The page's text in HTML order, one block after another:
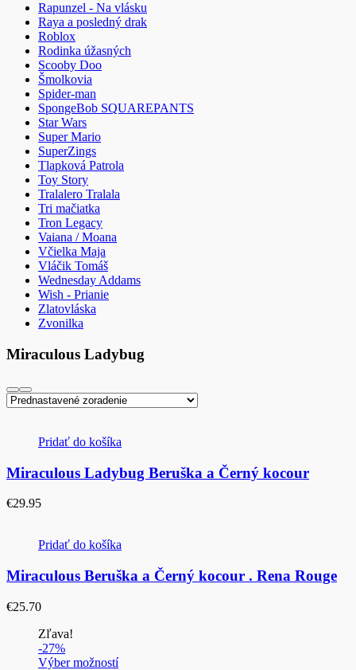
Rapunzel - Na vlásku
Raya a posledný drak
Roblox
Rodinka úžasných
Scooby Doo
Šmolkovia
Spider-man
SpongeBob SQUAREPANTS
Star Wars
Super Mario
SuperZings
Tlapková Patrola
Toy Story
Tralalero Tralala
Tri mačiatka
Tron Legacy
Vaiana / Moana
Včielka Maja
Vláčik Tomáš
Wednesday Addams
Wish - Prianie
Zlatovláska
Zvonilka
Miraculous Ladybug
Pridať do košíka
Miraculous Ladybug Beruška a Černý kocour
€29.95
Pridať do košíka
Miraculous Beruška a Černý kocour . Rena Rouge
€25.70
Zľava!
-27%
Výber možností